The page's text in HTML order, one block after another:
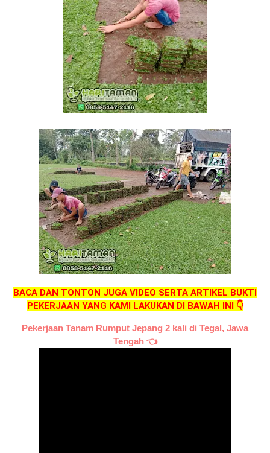
BACA DAN TONTON JUGA VIDEO SERTA ARTIKEL BUKTI
PEKERJAAN YANG KAMI LAKUKAN DI BAWAH INI 👇
Pekerjaan Tanam Rumput Jepang 2 kali di Tegal, Jawa
Tengah 👈